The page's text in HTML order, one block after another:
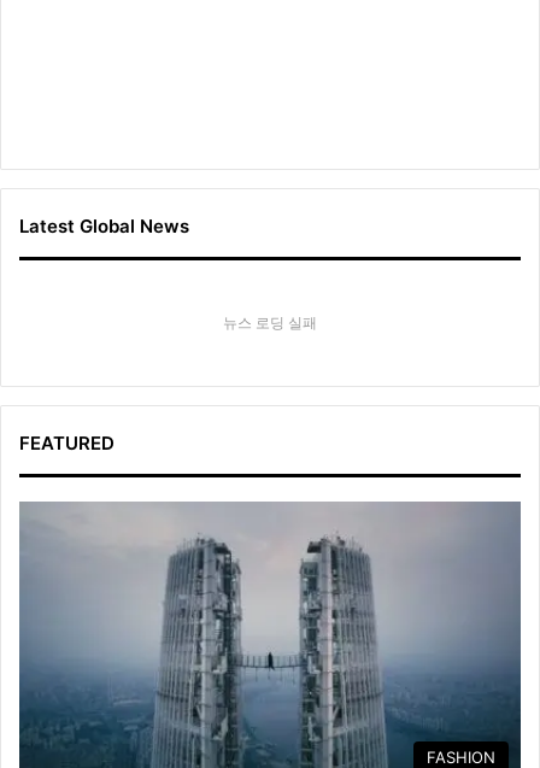
Latest Global News
뉴스 로딩 실패
FEATURED
FASHION